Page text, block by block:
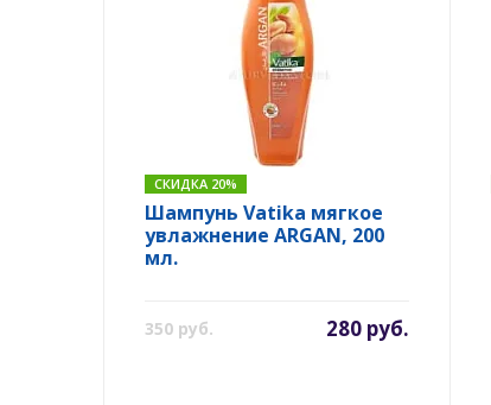
СКИДКА 20%
Шампунь Vatika мягкое
увлажнение ARGAN, 200
мл.
350 руб. 280 руб.